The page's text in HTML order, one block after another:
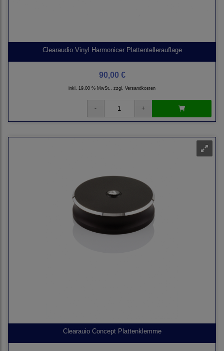
Clearaudio Vinyl Harmonicer Plattentellerauflage
90,00 €
inkl. 19,00 % MwSt., zzgl. Versandkosten
Clearauio Concept Plattenklemme